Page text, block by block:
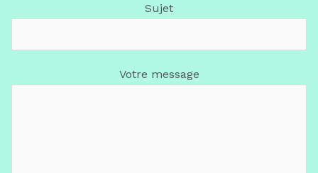
Sujet
Votre message